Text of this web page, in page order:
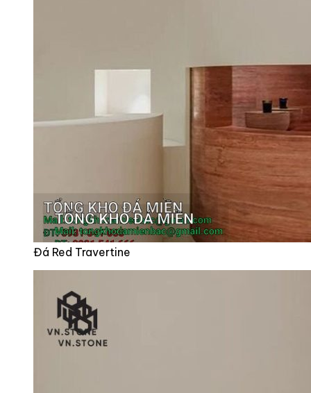
Đá Red Travertine